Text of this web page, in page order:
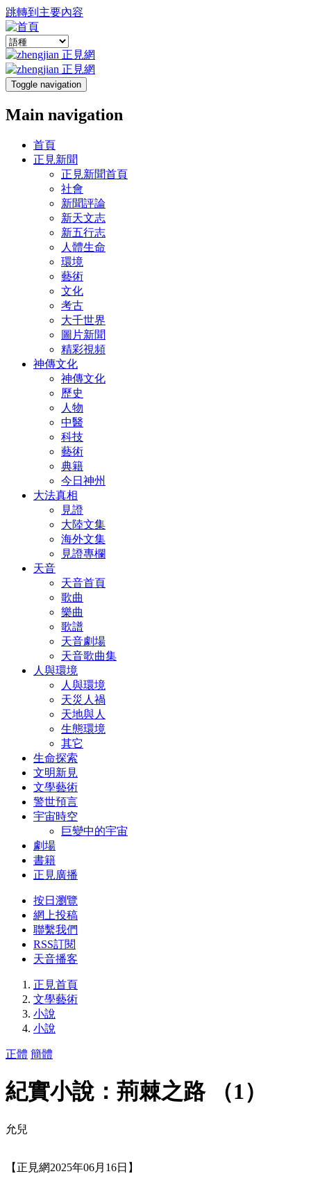
跳轉到主要內容
Toggle navigation
Main navigation
首頁
正見新聞
正見新聞首頁
社會
新聞評論
新天文志
新五行志
人體生命
環境
藝術
文化
考古
大千世界
圖片新聞
精彩視頻
神傳文化
神傳文化
歷史
人物
中醫
科技
藝術
典籍
今日神州
大法真相
見證
大陸文集
海外文集
見證專欄
天音
天音首頁
歌曲
樂曲
歌譜
天音劇場
天音歌曲集
人與環境
人與環境
天災人禍
天地與人
生態環境
其它
生命探索
文明新見
文學藝術
警世預言
宇宙時空
巨變中的宇宙
劇場
書籍
正見廣播
按日瀏覽
網上投稿
聯繫我們
RSS訂閱
天音播客
正見首頁
文學藝術
小說
小說
正體 簡體
紀實小說：荊棘之路 （1）
允兒
【正見網2025年06月16日】